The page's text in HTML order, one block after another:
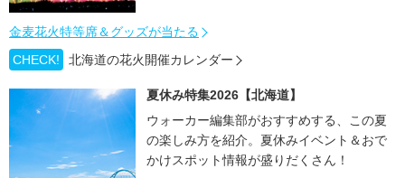
金麦花火特等席＆グッズが当たる
CHECK!
北海道の花火開催カレンダー
夏休み特集2026【北海道】
ウォーカー編集部がおすすめする、この夏
の楽しみ方を紹介。夏休みイベント＆おで
かけスポット情報が盛りだくさん！